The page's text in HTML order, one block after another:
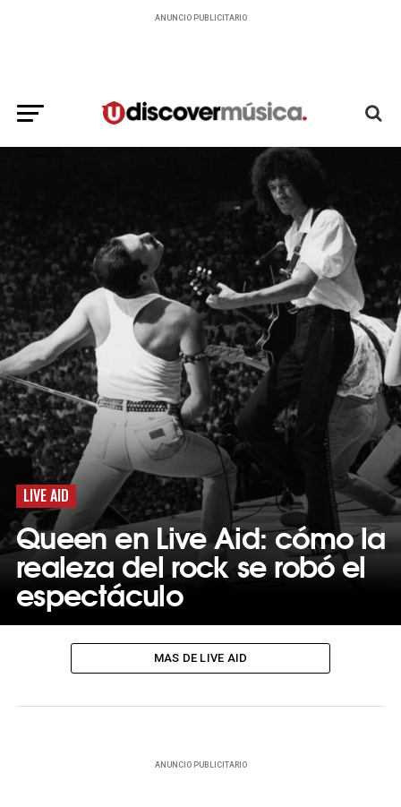
ANUNCIO PUBLICITARIO
LIVE AID
Queen en Live Aid: cómo la
realeza del rock se robó el
espectáculo
MAS DE LIVE AID
ANUNCIO PUBLICITARIO